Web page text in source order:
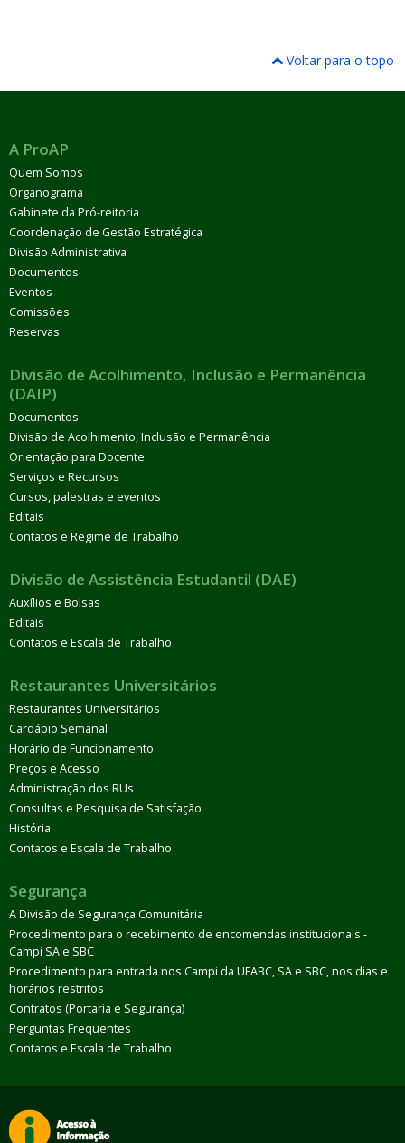
Voltar para o topo
A ProAP
Quem Somos
Organograma
Gabinete da Pró-reitoria
Coordenação de Gestão Estratégica
Divisão Administrativa
Documentos
Eventos
Comissões
Reservas
Divisão de Acolhimento, Inclusão e Permanência
(DAIP)
Documentos
Divisão de Acolhimento, Inclusão e Permanência
Orientação para Docente
Serviços e Recursos
Cursos, palestras e eventos
Editais
Contatos e Regime de Trabalho
Divisão de Assistência Estudantil (DAE)
Auxílios e Bolsas
Editais
Contatos e Escala de Trabalho
Restaurantes Universitários
Restaurantes Universitários
Cardápio Semanal
Horário de Funcionamento
Preços e Acesso
Administração dos RUs
Consultas e Pesquisa de Satisfação
História
Contatos e Escala de Trabalho
Segurança
A Divisão de Segurança Comunitária
Procedimento para o recebimento de encomendas institucionais -
Campi SA e SBC
Procedimento para entrada nos Campi da UFABC, SA e SBC, nos dias e
horários restritos
Contratos (Portaria e Segurança)
Perguntas Frequentes
Contatos e Escala de Trabalho